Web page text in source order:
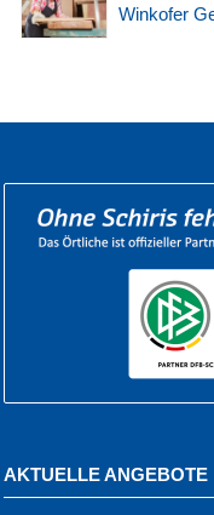
Winkofer
AKTUELLE ANGEBOTE